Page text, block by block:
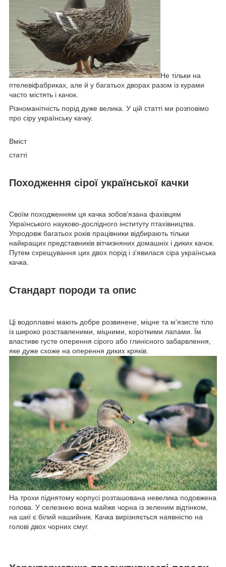
Не тільки на
птелевіфабриках, але й у багатьох дворах разом із курами
часто містять і качок.
Різноманітність порід дуже велика. У цій статті ми розповімо
про сіру українську качку.
Вміст
статті
Походження сірої української качки
Своїм походженням ця качка зобов'язана фахівцям
Українського науково-дослідного інституту птахівництва.
Упродовж багатьох років працівники відбирають тільки
найкращих представників вітчизняних домашніх і диких качок.
Путем схрещування цих двох порід і з'явилася сіра українська
качка.
Стандарт породи та опис
Ці водоплавні мають добре розвинене, міцне та м'язисте тіло
із широко розставленими, міцними, короткими лапами. Їм
властиве густе оперення сірого або глинісного забарвлення,
яке дуже схоже на оперення диких кряків.
На трохи піднятому корпусі розташована невелика подовжена
голова. У селезнею вона майже чорна із зеленим відтінком,
на шиї є білий нашийник. Качка вирізняється наявністю на
голові двох чорних смуг.